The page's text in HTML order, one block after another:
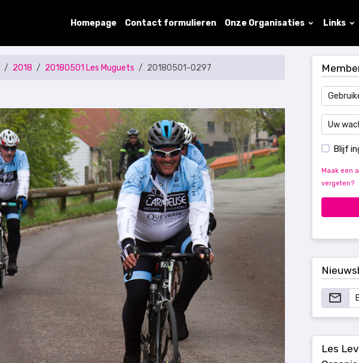
Homepage Contact formulieren Onze Organisaties Links
2018 20180501 Les Muguets 20180501-0297
Blijf
Maak een
vergeten?
Les